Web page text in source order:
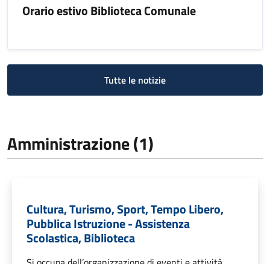
Orario estivo Biblioteca Comunale
Tutte le notizie
Amministrazione (1)
Cultura, Turismo, Sport, Tempo Libero,
Pubblica Istruzione - Assistenza
Scolastica, Biblioteca